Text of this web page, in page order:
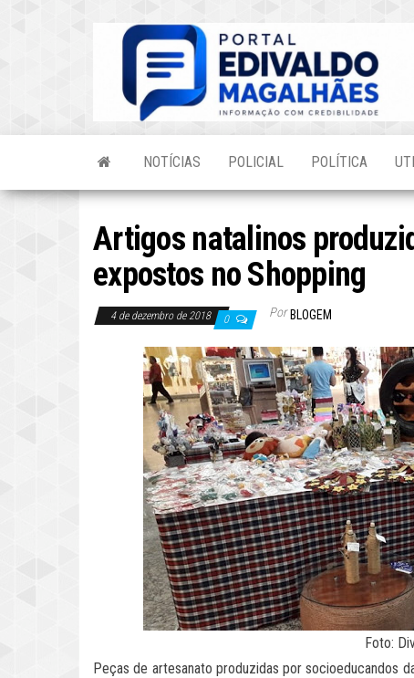
NOTÍCIAS POLICIAL POLÍTICA
Artigos natalinos
expostos no Shopping
4 de dezembro de 2018 0 Por BLOGEM
Foto:
Peças de artesanato produzidas por socioeducandos